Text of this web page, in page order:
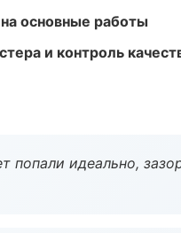
основные работы
и контроль
попали идеально,